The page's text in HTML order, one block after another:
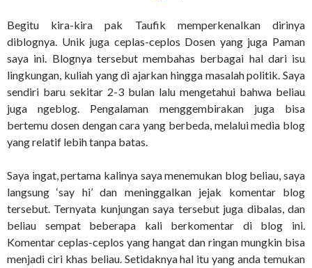
Begitu kira-kira pak Taufik memperkenalkan dirinya
diblognya. Unik juga ceplas-ceplos Dosen yang juga Paman
saya ini. Blognya tersebut membahas berbagai hal dari isu
lingkungan, kuliah yang di ajarkan hingga masalah politik. Saya
sendiri baru sekitar 2-3 bulan lalu mengetahui bahwa beliau
juga ngeblog. Pengalaman menggembirakan juga bisa
bertemu dosen dengan cara yang berbeda, melalui media blog
yang relatif lebih tanpa batas.
Saya ingat, pertama kalinya saya menemukan blog beliau, saya
langsung ‘say hi’ dan meninggalkan jejak komentar blog
tersebut. Ternyata kunjungan saya tersebut juga dibalas, dan
beliau sempat beberapa kali berkomentar di blog ini.
Komentar ceplas-ceplos yang hangat dan ringan mungkin bisa
menjadi ciri khas beliau. Setidaknya hal itu yang anda temukan